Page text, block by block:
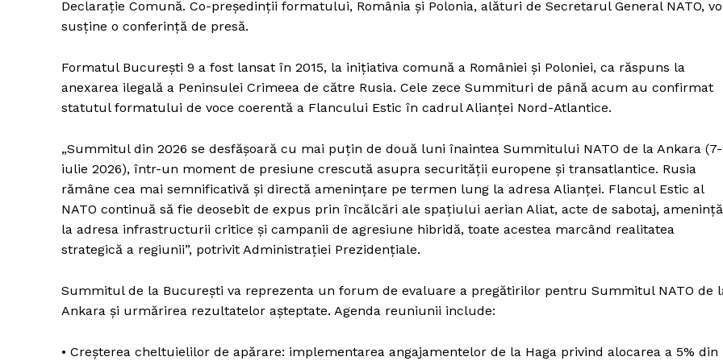
Declarație Comună. Co-președinții formatului, România și Polonia, alături de Secretarul General NATO,
susține o conferință de presă.
Formatul București 9 a fost lansat în 2015, la inițiativa comună a României și Poloniei, ca răspuns la
anexarea ilegală a Peninsulei Crimeea de către Rusia. Cele zece Summituri de până acum au confirmat
statutul formatului de voce coerentă a Flancului Estic în cadrul Alianței Nord-Atlantice.
„Summitul din 2026 se desfășoară cu mai puțin de două luni înaintea Summitului NATO de la Ankara
iulie 2026), într-un moment de presiune crescută asupra securității europene și transatlantice. Rusia
rămâne cea mai semnificativă și directă amenințare pe termen lung la adresa Alianței. Flancul Estic al
NATO continuă să fie deosebit de expus prin încălcări ale spațiului aerian Aliat, acte de sabotaj,
la adresa infrastructurii critice și campanii de agresiune hibridă, toate acestea marcând realitatea
strategică a regiunii”, potrivit Administrației Prezidențiale.
Summitul de la București va reprezenta un forum de evaluare a pregătirilor pentru Summitul NATO de
Ankara și urmărirea rezultatelor așteptate. Agenda reuniunii include:
• Creșterea cheltuielilor de apărare: implementarea angajamentelor de la Haga privind alocarea a 5% din